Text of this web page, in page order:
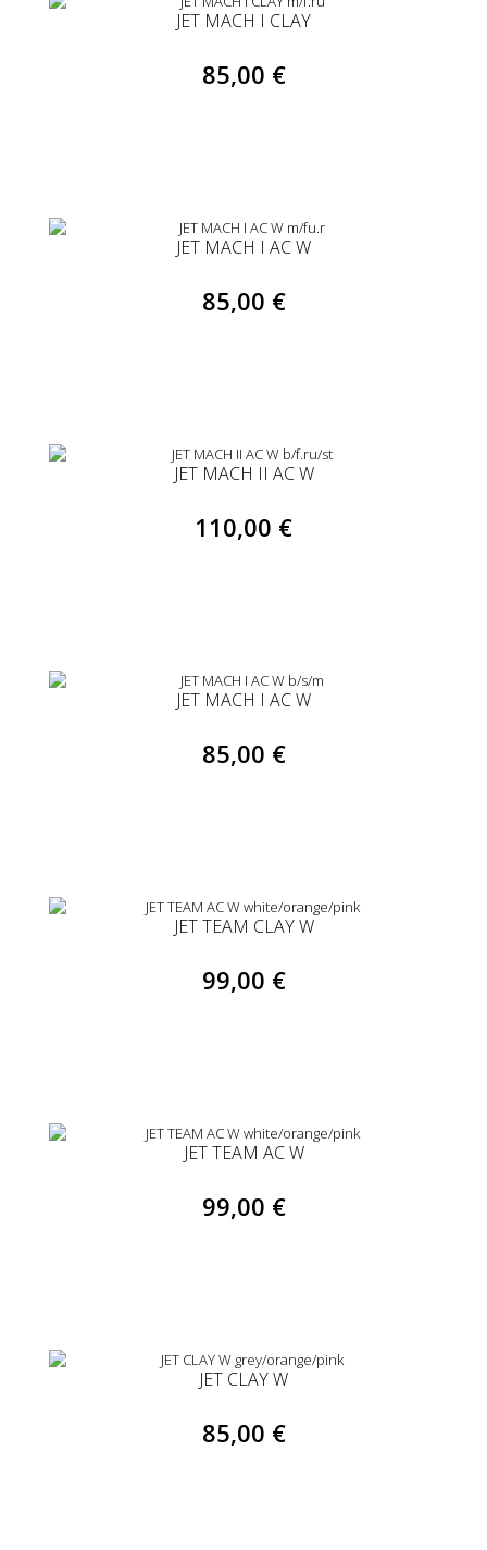
JET MACH I CLAY
85,00 €
JET MACH I AC W
85,00 €
JET MACH II AC W
110,00 €
JET MACH I AC W
85,00 €
JET TEAM CLAY W
99,00 €
JET TEAM AC W
99,00 €
JET CLAY W
85,00 €